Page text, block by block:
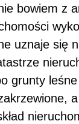
bowiem z
uznaje się
grunty